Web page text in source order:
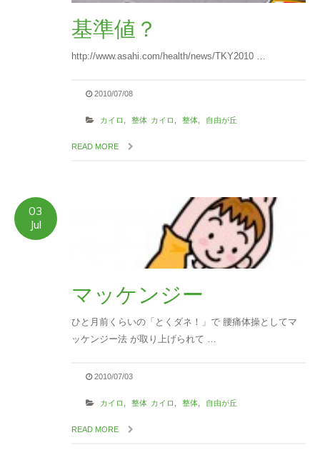
基準値？
http://www.asahi.com/health/news/TKY2010 …
2010/07/08
カイロ 整体 カイロ 整体 自由が丘
READ MORE
03
Jul
マッケンジー
ひと月前くらいの「とくダネ！」で 腰痛体操としてマ
ッケンジー法 が取り上げられて …
2010/07/03
カイロ 整体 カイロ 整体 自由が丘
READ MORE